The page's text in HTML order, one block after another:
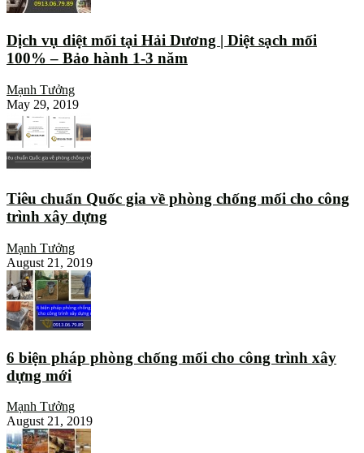
Dịch vụ diệt mối tại Hải Dương | Diệt sạch mối
100% – Bảo hành 1-3 năm
Mạnh Tưởng
May 29, 2019
Tiêu chuẩn Quốc gia về phòng chống mối cho công
trình xây dựng
Mạnh Tưởng
August 21, 2019
6 biện pháp phòng chống mối cho công trình xây
dựng mới
Mạnh Tưởng
August 21, 2019